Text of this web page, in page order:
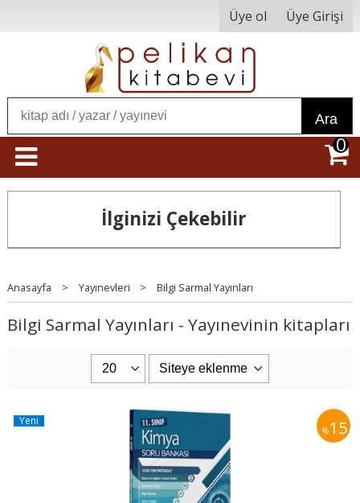
Üye ol Üye Girişi
Ara
0
İlginizi Çekebilir
Anasayfa > Yayınevleri > Bilgi Sarmal Yayınları
Bilgi Sarmal Yayınları - Yayınevinin kitapları
%15
Yeni